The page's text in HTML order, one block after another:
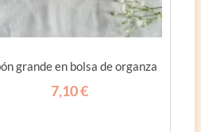
grande en bolsa de organza
7,10€